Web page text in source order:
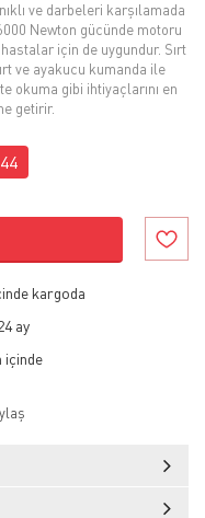
ve darbeleri karşılamada
Newton gücünde motoru
için de uygundur. Sırt
ve ayakucu kumanda ile
okuma gibi ihtiyaçlarını en
getirir.
kargoda
ay